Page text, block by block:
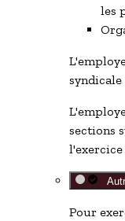
les
syndicale
sections
l'exercice
Pour